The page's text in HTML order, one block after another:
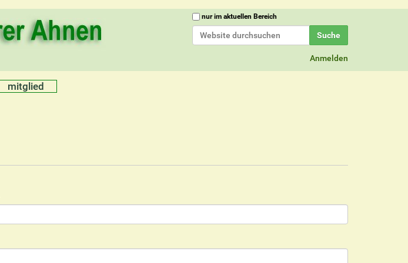
Website durchsuchen
nur im aktuellen Bereich
Anmelden
mitglied